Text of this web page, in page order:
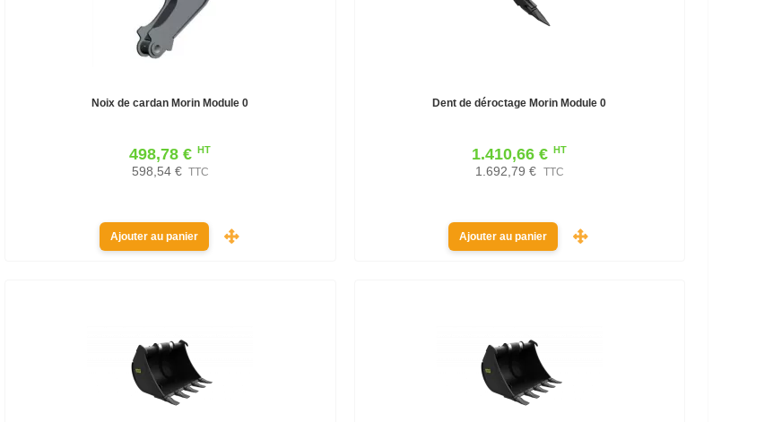
Noix de cardan Morin Module 0
498,78 € HT
598,54 € TTC
Ajouter au panier
Dent de déroctage Morin Module 0
1.410,66 € HT
1.692,79 € TTC
Ajouter au panier